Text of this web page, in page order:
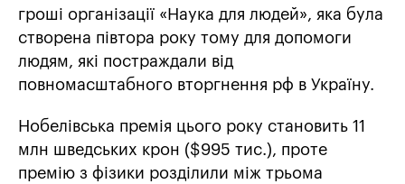
гроші організації «Наука для людей», яка була
створена півтора року тому для допомоги
людям, які постраждали від
повномасштабного вторгнення рф в Україну.
Нобелівська премія цього року становить 11
млн шведських крон ($995 тис.), проте
премію з фізики розділили між трьома